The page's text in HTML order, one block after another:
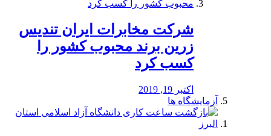
شرکت مخابرات ایران تندیس
زرین برند محبوب کشور را
کسب کرد
اکتبر 19, 2019
آزمایشگاه ها